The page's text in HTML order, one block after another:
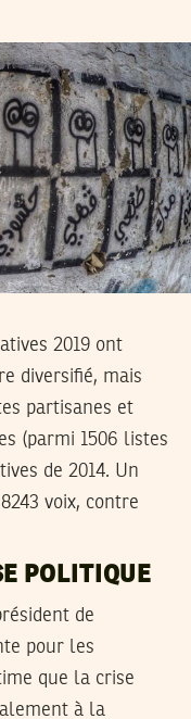
2019 ont
diversifié, mais
partisanes et
(parmi 1506 listes
de 2014. Un
voix, contre
POLITIQUE
de
pour les
que la crise
à la